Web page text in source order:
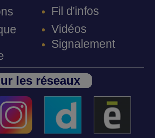
Fil d'infos
Vidéos
Signalement
les réseaux